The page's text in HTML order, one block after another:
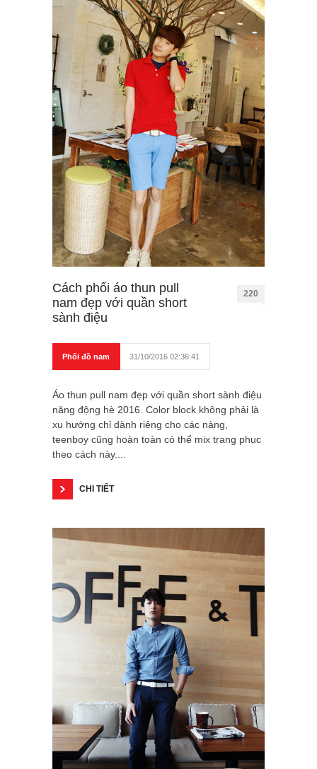
Cách phối áo thun pull
nam đẹp với quần short
sành điệu
220
Phối đồ nam 31/10/2016 02:36:41
Áo thun pull nam đẹp với quần short sành điệu
năng động hè 2016. Color block không phải là
xu hướng chỉ dành riêng cho các nàng,
teenboy cũng hoàn toàn có thể mix trang phục
theo cách này....
CHI TIẾT